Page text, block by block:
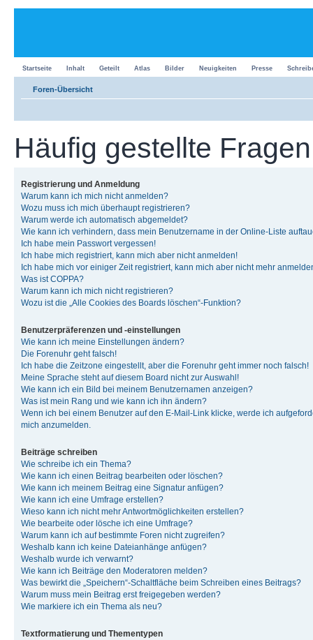
Startseite Inhalt Geteilt Atlas Bilder Neuigkeiten Presse
Foren-Übersicht
Häufig gestellte Fragen
Registrierung und Anmeldung
Warum kann ich mich nicht anmelden?
Wozu muss ich mich überhaupt registrieren?
Warum werde ich automatisch abgemeldet?
Wie kann ich verhindern, dass mein Benutzername in der Online-Liste
Ich habe mein Passwort vergessen!
Ich habe mich registriert, kann mich aber nicht anmelden!
Ich habe mich vor einiger Zeit registriert, kann mich aber nicht mehr
Was ist COPPA?
Warum kann ich mich nicht registrieren?
Wozu ist die „Alle Cookies des Boards löschen“-Funktion?
Benutzerpräferenzen und -einstellungen
Wie kann ich meine Einstellungen ändern?
Die Forenuhr geht falsch!
Ich habe die Zeitzone eingestellt, aber die Forenuhr geht immer noch falsch!
Meine Sprache steht auf diesem Board nicht zur Auswahl!
Wie kann ich ein Bild bei meinem Benutzernamen anzeigen?
Was ist mein Rang und wie kann ich ihn ändern?
Wenn ich bei einem Benutzer auf den E-Mail-Link klicke, werde ich
mich anzumelden.
Beiträge schreiben
Wie schreibe ich ein Thema?
Wie kann ich einen Beitrag bearbeiten oder löschen?
Wie kann ich meinem Beitrag eine Signatur anfügen?
Wie kann ich eine Umfrage erstellen?
Wieso kann ich nicht mehr Antwortmöglichkeiten erstellen?
Wie bearbeite oder lösche ich eine Umfrage?
Warum kann ich auf bestimmte Foren nicht zugreifen?
Weshalb kann ich keine Dateianhänge anfügen?
Weshalb wurde ich verwarnt?
Wie kann ich Beiträge den Moderatoren melden?
Was bewirkt die „Speichern“-Schaltfläche beim Schreiben eines Beitrags?
Warum muss mein Beitrag erst freigegeben werden?
Wie markiere ich ein Thema als neu?
Textformatierung und Thementypen